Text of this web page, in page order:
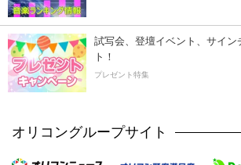
試写会、登壇イベント、サイン
ト！
プレゼント特集
オリコングループサイト